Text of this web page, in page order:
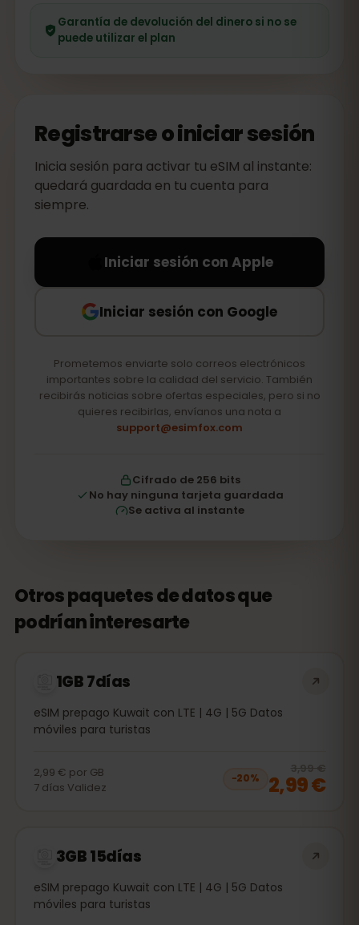
Garantía de devolución del dinero si no se
puede utilizar el plan
Registrarse o iniciar sesión
Inicia sesión para activar tu eSIM al instante:
quedará guardada en tu cuenta para
siempre.
Iniciar sesión con Apple
Iniciar sesión con Google
Prometemos enviarte solo correos electrónicos
importantes sobre la calidad del servicio. También
recibirás noticias sobre ofertas especiales, pero si no
quieres recibirlas, envíanos una nota a
support@esimfox.com
Cifrado de 256 bits
No hay ninguna tarjeta guardada
Se activa al instante
Otros paquetes de datos que
podrían interesarte
1GB 7días
eSIM prepago Kuwait con LTE | 4G | 5G Datos
móviles para turistas
2,99 € por GB
7 días Validez
−20%
3,99 €
2,99 €
3GB 15días
eSIM prepago Kuwait con LTE | 4G | 5G Datos
móviles para turistas